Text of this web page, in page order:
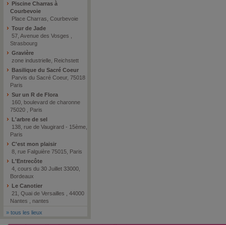
Piscine Charras à
Courbevoie
Place Charras, Courbevoie
Tour de Jade
57, Avenue des Vosges ,
Strasbourg
Gravière
zone industrielle, Reichstett
Basilique du Sacré Coeur
Parvis du Sacré Coeur, 75018
Paris
Sur un R de Flora
160, boulevard de charonne
75020 , Paris
L'arbre de sel
138, rue de Vaugirard - 15ème,
Paris
C'est mon plaisir
8, rue Falguière 75015, Paris
L'Entrecôte
4, cours du 30 Juillet 33000,
Bordeaux
Le Canotier
21, Quai de Versailles , 44000
Nantes , nantes
» tous les lieux